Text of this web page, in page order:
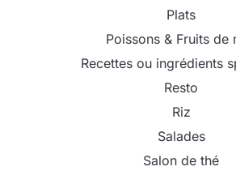
Plats
Poissons & Fruits de
Recettes ou ingrédients
Resto
Riz
Salades
Salon de thé